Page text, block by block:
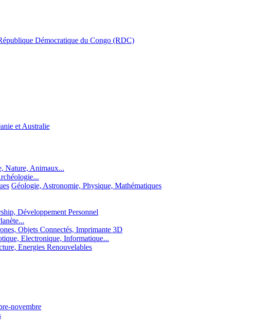
Démocratique du Congo (RDC)
et Australie
Nature, Animaux...
Géologie, Astronomie, Physique, Mathématiques
Développement Personnel
Objets Connectés, Imprimante 3D
Electronique, Informatique...
Energies Renouvelables
novembre